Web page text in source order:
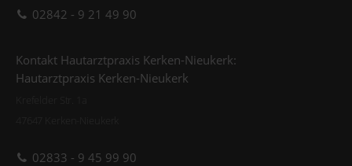
02842 - 9 21 49 90
Kontakt Hautarztpraxis Kerken-Nieukerk:
Hautarztpraxis Kerken-Nieukerk
02833 - 9 45 99 90